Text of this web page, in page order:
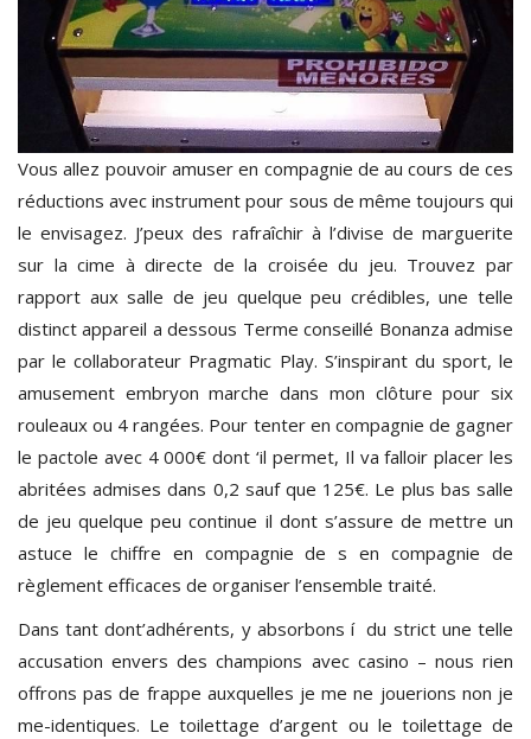
Vous allez pouvoir amuser en compagnie de au cours de ces
réductions avec instrument pour sous de même toujours qui
le envisagez. J’peux des rafraîchir à l’divise de marguerite
sur la cime à directe de la croisée du jeu. Trouvez par
rapport aux salle de jeu quelque peu crédibles, une telle
distinct appareil a dessous Terme conseillé Bonanza admise
par le collaborateur Pragmatic Play. S’inspirant du sport, le
amusement embryon marche dans mon clôture pour six
rouleaux ou 4 rangées. Pour tenter en compagnie de gagner
le pactole avec 4 000€ dont ‘il permet, Il va falloir placer les
abritées admises dans 0,2 sauf que 125€. Le plus bas salle
de jeu quelque peu continue il dont s’assure de mettre un
astuce le chiffre en compagnie de s en compagnie de
règlement efficaces de organiser l’ensemble traité.
Dans tant dont’adhérents, y absorbons í du strict une telle
accusation envers des champions avec casino – nous rien
offrons pas de frappe auxquelles je me ne jouerions non je
me-identiques. Le toilettage d’argent ou le toilettage de